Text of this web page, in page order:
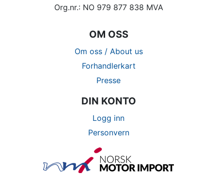
Org.nr.: NO 979 877 838 MVA
OM OSS
Om oss / About us
Forhandlerkart
Presse
DIN KONTO
Logg inn
Personvern